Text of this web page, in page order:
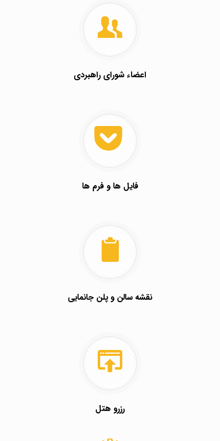
اعضاء شورای راهبردی
فایل ها و فرم ها
نقشه سالن و پلن جانمایی
رزرو هتل